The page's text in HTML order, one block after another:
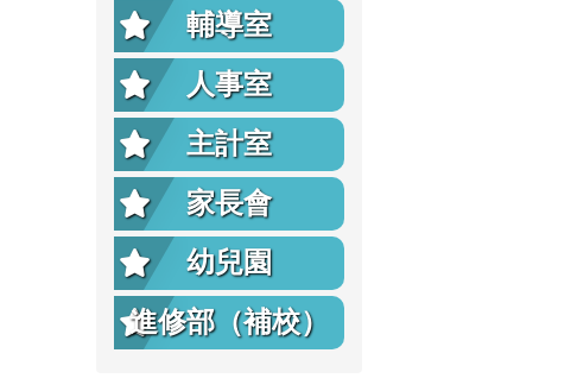
輔導室
人事室
主計室
家長會
幼兒園
進修部（補校）